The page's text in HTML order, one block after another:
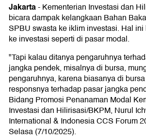
Jakarta-Kementerian Investasi dan
bicara dampak kelangkaan Bahan
SPBU swasta ke iklim investasi. Hal
ke investasi seperti di pasar modal.
"Tapi kalau ditanya pengaruhnya
jangka pendek, misalnya di bursa,
pengaruhnya, karena biasanya di
responsnya terhadap pasar jangka
Bidang Promosi Penanaman Modal
Investasi dan Hilirisasi/BKPM, Nurul
International & Indonesia CCS Forum
Selasa (7/10/2025).